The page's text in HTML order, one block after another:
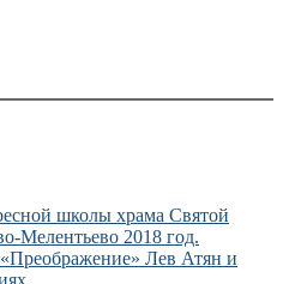
школы храма Святой
Мелентьево 2018 год.
Лев Атян и